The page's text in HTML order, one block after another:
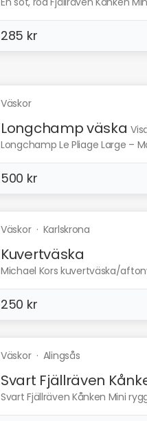
285 kr
Väskor
Longchamp väska
Longchamp Le Pliage Large –
500 kr
Väskor· Karlskrona
Kuvertväska
Michael Kors kuvertväska/
250 kr
Väskor· Alingsås
Svart Fjällräven
Svart Fjällräven Kånken Mini